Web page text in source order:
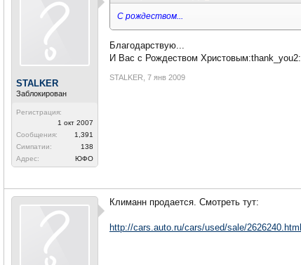
STALKER
Заблокирован
Регистрация:
1 окт 2007
Сообщения:
1,391
Симпатии:
138
Адрес:
ЮФО
С рождеством...
Благодарствую...
И Вас с Рождеством Христовым:thank_you2:
STALKER 7 янв 2009
Климанн продается. Смотреть тут:
http://cars.auto.ru/cars/used/sale/2626240.html